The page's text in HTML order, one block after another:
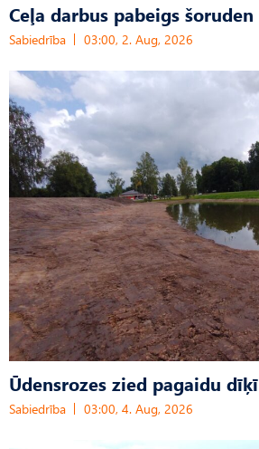
Ceļa darbus pabeigs šoruden
Sabiedrība 03:00, 2. Aug, 2026
Ūdensrozes zied pagaidu dīķī
Sabiedrība 03:00, 4. Aug, 2026